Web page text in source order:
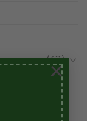
×
(42)